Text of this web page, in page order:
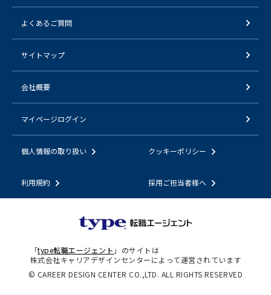
よくあるご質問
サイトマップ
会社概要
マイページログイン
個人情報の取り扱い クッキーポリシー
利用規約 採用ご担当者様へ
「type転職エージェント 」のサイトは
株式会社キャリアデザインセンターによって運営されています
© CAREER DESIGN CENTER CO.,LTD. ALL RIGHTS RESERVED